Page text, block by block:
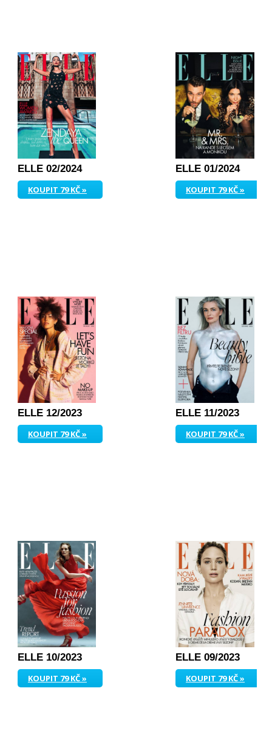
ELLE 02/2024
KOUPIT 79 KČ »
ELLE 01/2024
KOUPIT 79 KČ »
ELLE 12/2023
KOUPIT 79 KČ »
ELLE 11/2023
KOUPIT 79 KČ »
ELLE 10/2023
KOUPIT 79 KČ »
ELLE 09/2023
KOUPIT 79 KČ »